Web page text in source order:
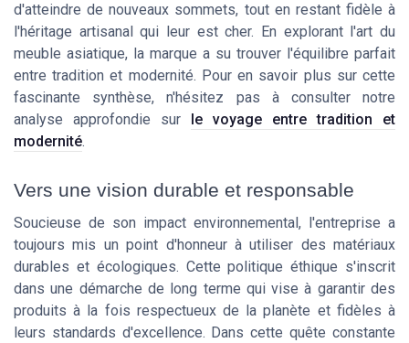
d'atteindre de nouveaux sommets, tout en restant fidèle à
l'héritage artisanal qui leur est cher. En explorant l'art du
meuble asiatique, la marque a su trouver l'équilibre parfait
entre tradition et modernité. Pour en savoir plus sur cette
fascinante synthèse, n'hésitez pas à consulter notre
analyse approfondie sur le voyage entre tradition et
modernité.
Vers une vision durable et responsable
Soucieuse de son impact environnemental, l'entreprise a
toujours mis un point d'honneur à utiliser des matériaux
durables et écologiques. Cette politique éthique s'inscrit
dans une démarche de long terme qui vise à garantir des
produits à la fois respectueux de la planète et fidèles à
leurs standards d'excellence. Dans cette quête constante